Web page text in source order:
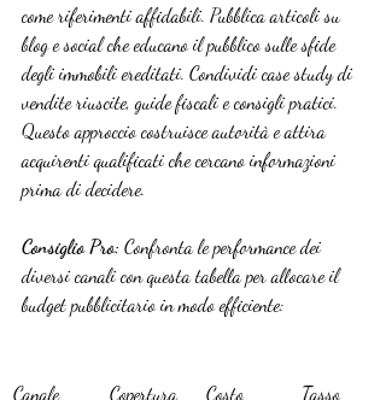
come riferimenti affidabili. Pubblica articoli su
blog e social che educano il pubblico sulle sfide
degli immobili ereditati. Condividi case study di
vendite riuscite, guide fiscali e consigli pratici.
Questo approccio costruisce autorità e attira
acquirenti qualificati che cercano informazioni
prima di decidere.
Consiglio Pro: Confronta le performance dei
diversi canali con questa tabella per allocare il
budget pubblicitario in modo efficiente:
Canale Copertura
Costo
Tasso